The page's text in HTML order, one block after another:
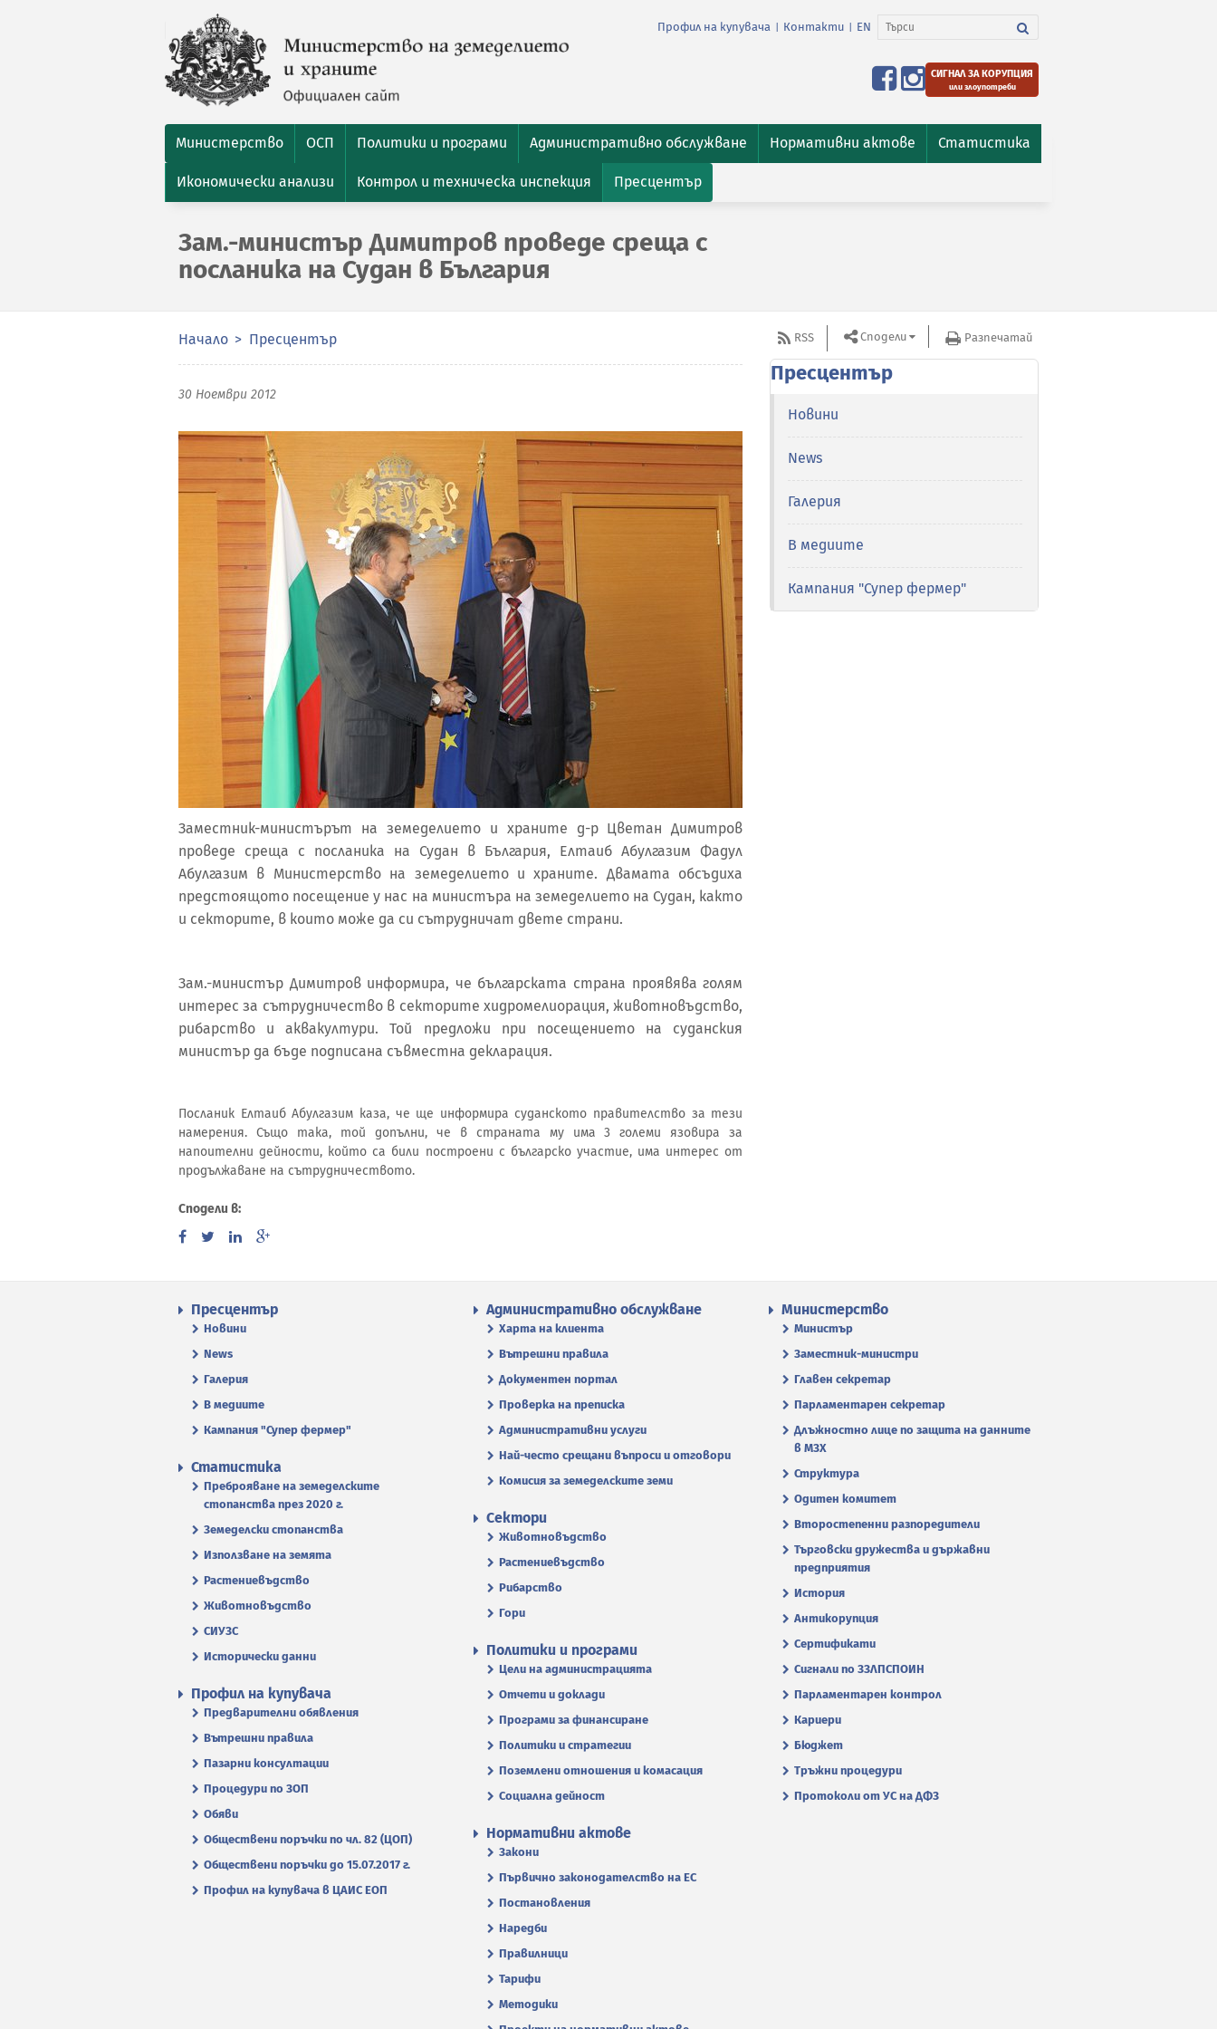
Профил на купувача Контакти EN
СИГНАЛ ЗА КОРУПЦИЯ
или злоупотреби
Министерство ОСП Политики и програми Административно обслужване Нормативни актове Статистика
Икономически анализи Контрол и техническа инспекция Пресцентър
Зам.-министър Димитров проведе среща с
посланика на Судан в България
Начало Пресцентър
30 Ноември 2012
Заместник-министърът на земеделието и храните д-р Цветан Димитров
проведе среща с посланика на Судан в България, Елтаиб Абулгазим Фадул
Абулгазим в Министерство на земеделието и храните. Двамата обсъдиха
предстоящото посещение у нас на министъра на земеделието на Судан, както
и секторите, в които може да си сътрудничат двете страни.
Зам.-министър Димитров информира, че българската страна проявява голям
интерес за сътрудничество в секторите хидромелиорация, животновъдство,
рибарство и аквакултури. Той предложи при посещението на суданския
министър да бъде подписана съвместна декларация.
Посланик Елтаиб Абулгазим каза, че ще информира суданското правителство за тези
намерения. Също така, той допълни, че в страната му има 3 големи язовира за
напоителни дейности, който са били построени с българско участие, има интерес от
продължаване на сътрудничеството.
Сподели в:
RSS Сподели Разпечатай
Пресцентър
Новини
News
Галерия
В медиите
Кампания "Супер фермер"
Пресцентър
Новини
News
Галерия
В медиите
Кампания "Супер фермер"
Административно обслужване
Харта на клиента
Вътрешни правила
Документен портал
Проверка на преписка
Административни услуги
Най-често срещани въпроси и отговори
Комисия за земеделските земи
Министерство
Министър
Заместник-министри
Главен секретар
Парламентарен секретар
Длъжностно лице по защита на данните
в МЗХ
Структура
Одитен комитет
Второстепенни разпоредители
Търговски дружества и държавни
предприятия
История
Антикорупция
Сертификати
Сигнали по ЗЗЛПСПОИН
Парламентарен контрол
Кариери
Бюджет
Тръжни процедури
Протоколи от УС на ДФЗ
Статистика
Преброяване на земеделските
стопанства през 2020 г.
Земеделски стопанства
Използване на земята
Растениевъдство
Животновъдство
СИУЗС
Исторически данни
Сектори
Животновъдство
Растениевъдство
Рибарство
Гори
Политики и програми
Цели на администрацията
Отчети и доклади
Програми за финансиране
Политики и стратегии
Поземлени отношения и комасация
Социална дейност
Профил на купувача
Предварителни обявления
Вътрешни правила
Пазарни консултации
Процедури по ЗОП
Обяви
Обществени поръчки по чл. 82 (ЦОП)
Обществени поръчки до 15.07.2017 г.
Профил на купувача в ЦАИС ЕОП
Нормативни актове
Закони
Първично законодателство на ЕС
Постановления
Наредби
Правилници
Тарифи
Методики